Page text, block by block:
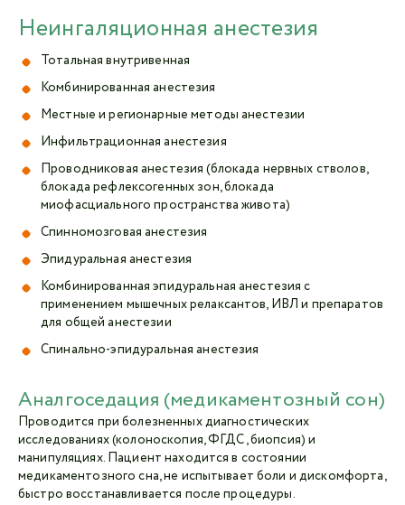
Неингаляционная анестезия
Тотальная внутривенная
Комбинированная анестезия
Местные и регионарные методы анестезии
Инфильтрационная анестезия
Проводниковая анестезия (блокада нервных стволов,
блокада рефлексогенных зон, блокада
миофасциального пространства живота)
Спинномозговая анестезия
Эпидуральная анестезия
Комбинированная эпидуральная анестезия с
применением мышечных релаксантов, ИВЛ и препаратов
для общей анестезии
Спинально-эпидуральная анестезия
Аналгоседация (медикаментозный сон)
Проводится при болезненных диагностических
исследованиях (колоноскопия, ФГДС, биопсия) и
манипуляциях. Пациент находится в состоянии
медикаментозного сна, не испытывает боли и дискомфорта,
быстро восстанавливается после процедуры.